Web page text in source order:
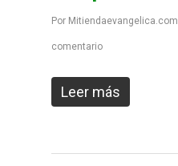
Por Mitiendaevangelica.com
comentario
Leer más